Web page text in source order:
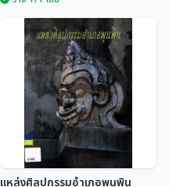
ประชุมจารึกล้านนา เล่ม ๑ จารึกใน
พิพิธภัณฑ์ฯ เชียงแสน
ฮันส์ เพนธ์ พรรณเพ็ญ...
แหล่งศิลปกรรมอำเภอพุนพิน